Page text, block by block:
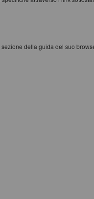
della guida del suo